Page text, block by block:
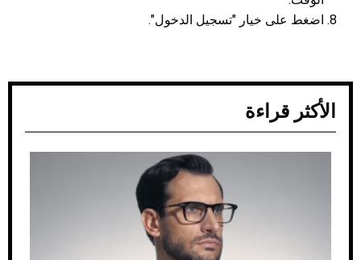
اضغط على خيار "تسجيل الدخول".
الأكثر قراءة